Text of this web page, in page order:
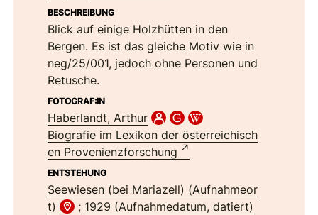
BESCHREIBUNG
Blick auf einige Holzhütten in den
Bergen. Es ist das gleiche Motiv wie in
neg/25/001, jedoch ohne Personen und
Retusche.
FOTOGRAF:IN
Haberlandt, Arthur
Biografie im Lexikon der österreichisch
en Provenienzforschung
ENTSTEHUNG
Seewiesen (bei Mariazell) (Aufnahmeor
t)
; 1929 (Aufnahmedatum, datiert)